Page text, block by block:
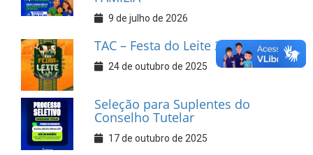
9 de julho de 2026
TAC – Festa do Leite 2025
24 de outubro de 2025
Seleção para Suplentes do
Conselho Tutelar
17 de outubro de 2025